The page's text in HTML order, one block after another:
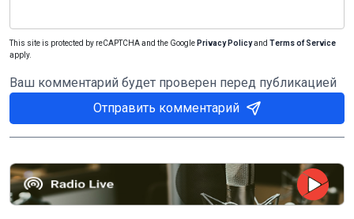
This site is protected by reCAPTCHA and the Google Privacy Policyand Terms of Service
apply.
Ваш комментарий будет проверен перед публикацией
Отправить комментарий